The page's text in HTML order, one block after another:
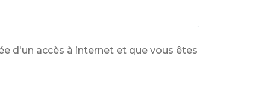
d'un accès à internet et que vous êtes